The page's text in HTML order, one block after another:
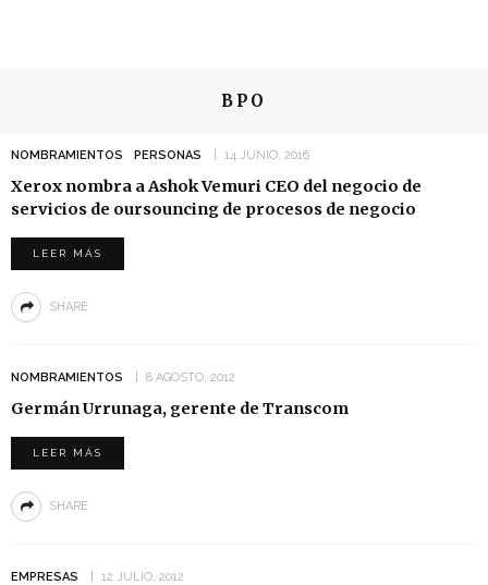
BPO
NOMBRAMIENTOS PERSONAS 14 JUNIO, 2016
Xerox nombra a Ashok Vemuri CEO del negocio de
servicios de oursouncing de procesos de negocio
LEER MÁS
SHARE
NOMBRAMIENTOS 8 AGOSTO, 2012
Germán Urrunaga, gerente de Transcom
LEER MÁS
SHARE
EMPRESAS 12 JULIO, 2012